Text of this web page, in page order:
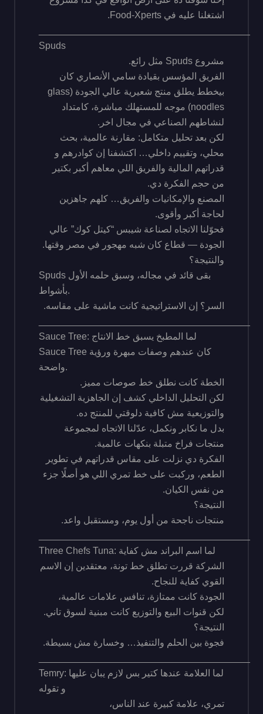
اشتغلنا عليه في Food-Xperts.
Spuds
مشروع Spuds مثل رائع.
الفريق المؤسس بقيادة سامي الأنصاري كان
بيخطط يطلق منتج شعيرية عالي الجودة (glass
noodles) موجه للمستهلك مباشرة، كامتداد
لنشاطهم الصناعي في مجال اخر.
لكن بعد تحليل متكامل: مقارنة عالمية، بحث
محلي، وتقييم داخلي… اكتشفنا إن كوادرهم و
قدراتهم المالية والفريق اللي معاهم أكبر بكتير
من حجم الفكرة دي.
المصنع والإمكانيات والفريق… كلهم جاهزين
لحاجة أكبر وأقوى.
فحوّلنا الاتجاه لصناعة شيبس “كيتل كوك” عالي
الجودة — قطاع كان شبه مهجور في مصر وقتها.
والنتيجة؟
Spuds بقى قائد في مجاله، وسبق حلمه الأول
بأشواط.
السر؟ إن الاستراتيجية كانت ماشية على مقاسه.
Sauce Tree: لما المطبخ يسبق خط الانتاج
Sauce Tree كان عندهم وصفات مبهرة ورؤية
واضحة.
الخطة كانت نطلق خط صوصات مميز.
لكن التحليل الداخلي كشف إن الجاهزية التشغيلية
والتوزيعية مش كافية دلوقتي للمنتج ده.
بدل ما نكابر ونكمل، عدّلنا الاتجاه لمجموعة
منتجات فراخ متبلة بنكهات عالمية.
الفكرة دي نزلت على مقاس قدراتهم في تطوير
الطعم، وركبت على خط تمري اللي هو أصلًا جزء
من نفس الكيان.
النتيجة؟
منتجات ناجحة من أول يوم، ومستقبل واعد.
Three Chefs Tuna: لما اسم البراند مش كفاية
الشركة قررت تطلق خط تونة، معتقدين إن الاسم
القوي كفاية للنجاح.
الجودة كانت ممتازة، تنافس علامات عالمية،
لكن قنوات البيع والتوزيع كانت مبنية لسوق تاني.
النتيجة؟
فجوة بين الحلم والتنفيذ… وخسارة مش بسيطة.
Temry: لما العلامة عندها كتير بس لازم يبان عليها
و تقوله
تمري، علامة كبيرة عند الناس،